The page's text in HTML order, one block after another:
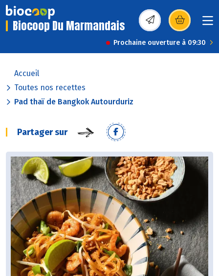
Biocoop Du Marmandais (s’ouvre dans une
Prochaine ouverture à 09:30
Accueil
Toutes nos recettes
Pad thaï de Bangkok Autourduriz
Partager sur